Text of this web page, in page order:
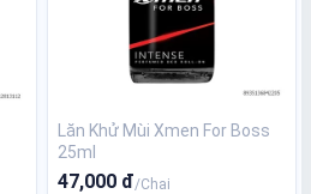
Lăn Khử Mùi Xmen For Boss
25ml
47,000 đ/Chai